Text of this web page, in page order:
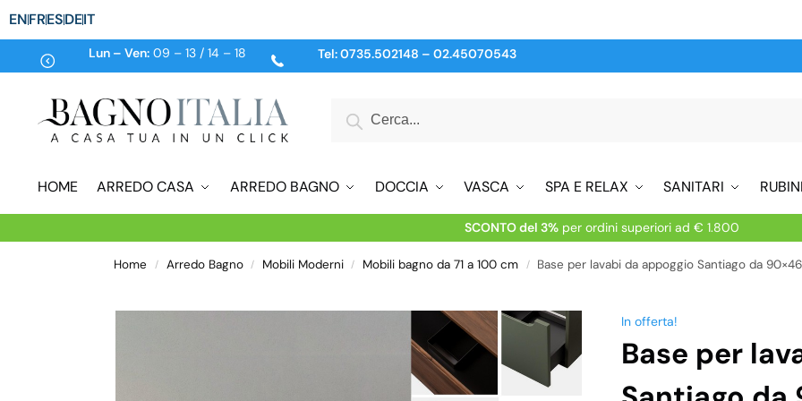
ENFRESDEIT
Lun – Ven:09 – 13 / 14 – 18 Tel:0735.502148 – 02.45070543
HOME ARREDO CASA ARREDO BAGNO DOCCIA VASCA SPA E RELAX SANITARI
SCONTO del 3%per ordini superiori ad € 1.800
Home / Arredo Bagno / Mobili Moderni / Mobili bagno da 71 a 100 cm / Base per lavabi da appoggio Santiago da 90×46 cm
In offerta!
Base per